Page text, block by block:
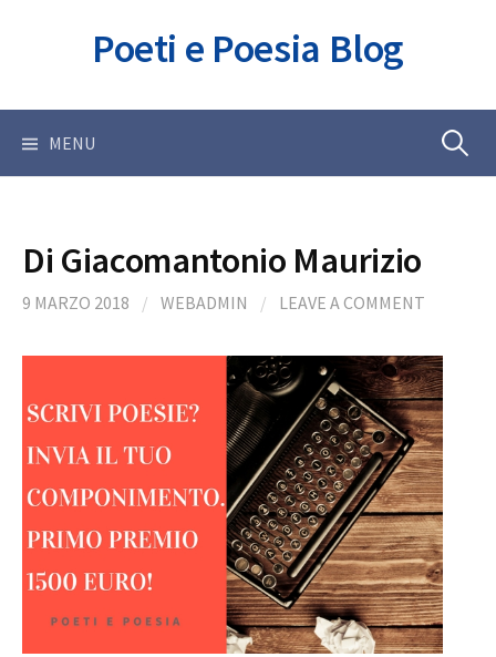
Poeti e Poesia Blog
MENU Ricerca
Di Giacomantonio Maurizio
9 MARZO 2018 / WEBADMIN / LEAVE A COMMENT